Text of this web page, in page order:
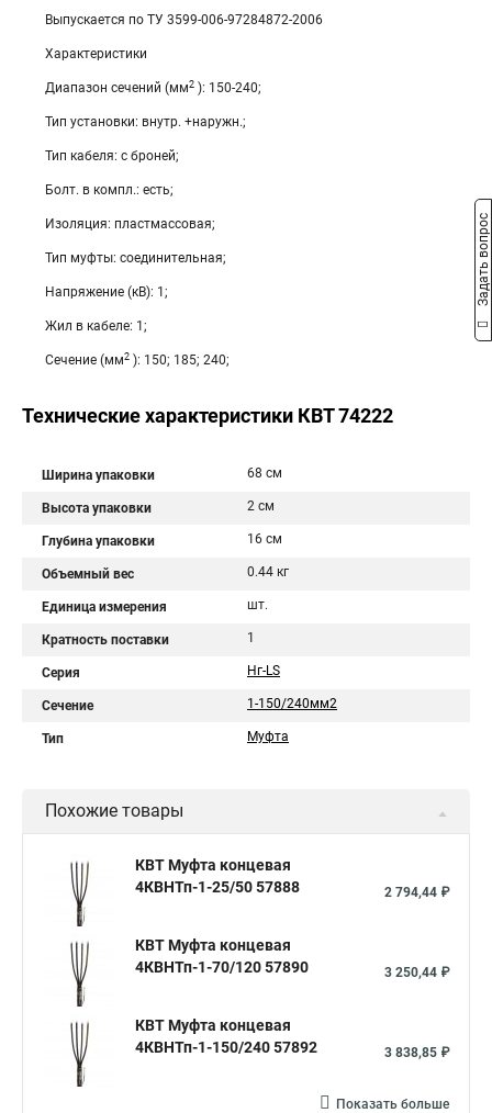
Выпускается по ТУ 3599-006-97284872-2006
Характеристики
Диапазон сечений (мм2 ): 150-240;
Тип установки: внутр. +наружн.;
Тип кабеля: с броней;
Болт. в компл.: есть;
Изоляция: пластмассовая;
Тип муфты: соединительная;
Напряжение (кВ): 1;
Жил в кабеле: 1;
Сечение (мм2 ): 150; 185; 240;
Технические характеристики КВТ 74222
Ширина упаковки 68 см
Высота упаковки 2 см
Глубина упаковки 16 см
Объемный вес 0.44 кг
Единица измерения шт.
Кратность поставки 1
Серия Нг-LS
Сечение 1-150/240мм2
Тип Муфта
Похожие товары
КВТ Муфта концевая
4КВНТп-1-25/50 57888
2 794,44 ₽
КВТ Муфта концевая
4КВНТп-1-70/120 57890
3 250,44 ₽
КВТ Муфта концевая
4КВНТп-1-150/240 57892
3 838,85 ₽
Показать больше
Задать вопрос